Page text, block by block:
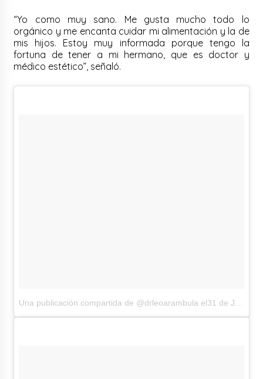
“Yo como muy sano. Me gusta mucho todo lo
orgánico y me encanta cuidar mi alimentación y la de
mis hijos. Estoy muy informada porque tengo la
fortuna de tener a mi hermano, que es doctor y
médico estético”, señaló.
Una publicación compartida de @drleoarambula el31 de Jul de 2016 a la(s) 7:49 PDT